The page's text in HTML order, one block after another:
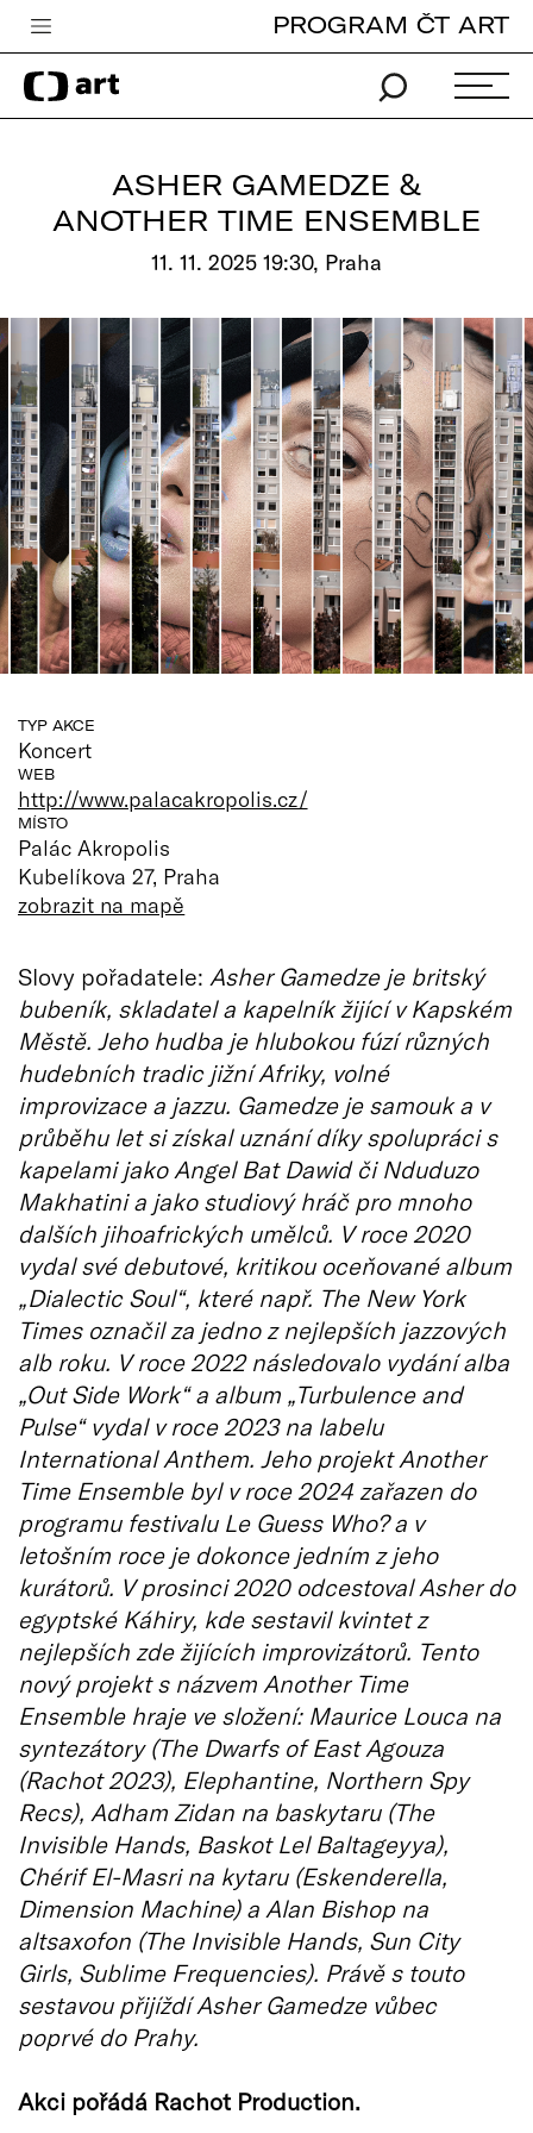
Česká televize
Zpravodajství
iVysílání
Vše o ČT
PROGRAM ČT ART
ASHER GAMEDZE &
ANOTHER TIME ENSEMBLE
11. 11. 2025 19:30, Praha
TYP AKCE
Koncert
WEB
http://www.palacakropolis.cz/
MÍSTO
Palác Akropolis
Kubelíkova 27, Praha
zobrazit na mapě
Slovy pořadatele: Asher Gamedze je britský
bubeník, skladatel a kapelník žijící v Kapském
Městě. Jeho hudba je hlubokou fúzí různých
hudebních tradic jižní Afriky, volné
improvizace a jazzu. Gamedze je samouk a v
průběhu let si získal uznání díky spolupráci s
kapelami jako Angel Bat Dawid či Nduduzo
Makhatini a jako studiový hráč pro mnoho
dalších jihoafrických umělců. V roce 2020
vydal své debutové, kritikou oceňované album
„Dialectic Soul“, které např. The New York
Times označil za jedno z nejlepších jazzových
alb roku. V roce 2022 následovalo vydání alba
„Out Side Work“ a album „Turbulence and
Pulse“ vydal v roce 2023 na labelu
International Anthem. Jeho projekt Another
Time Ensemble byl v roce 2024 zařazen do
programu festivalu Le Guess Who? a v
letošním roce je dokonce jedním z jeho
kurátorů. V prosinci 2020 odcestoval Asher do
egyptské Káhiry, kde sestavil kvintet z
nejlepších zde žijících improvizátorů. Tento
nový projekt s názvem Another Time
Ensemble hraje ve složení: Maurice Louca na
syntezátory (The Dwarfs of East Agouza
(Rachot 2023), Elephantine, Northern Spy
Recs), Adham Zidan na baskytaru (The
Invisible Hands, Baskot Lel Baltageyya),
Chérif El-Masri na kytaru (Eskenderella,
Dimension Machine) a Alan Bishop na
altsaxofon (The Invisible Hands, Sun City
Girls, Sublime Frequencies). Právě s touto
sestavou přijíždí Asher Gamedze vůbec
poprvé do Prahy.
Akci pořádá Rachot Production.